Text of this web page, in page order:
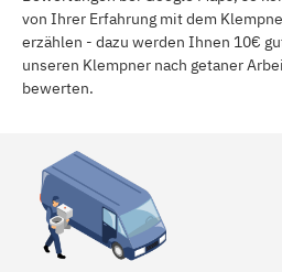
von Ihrer Erfahrung mit dem
erzählen - dazu werden Ihnen 10€
unseren Klempner nach getaner
bewerten.